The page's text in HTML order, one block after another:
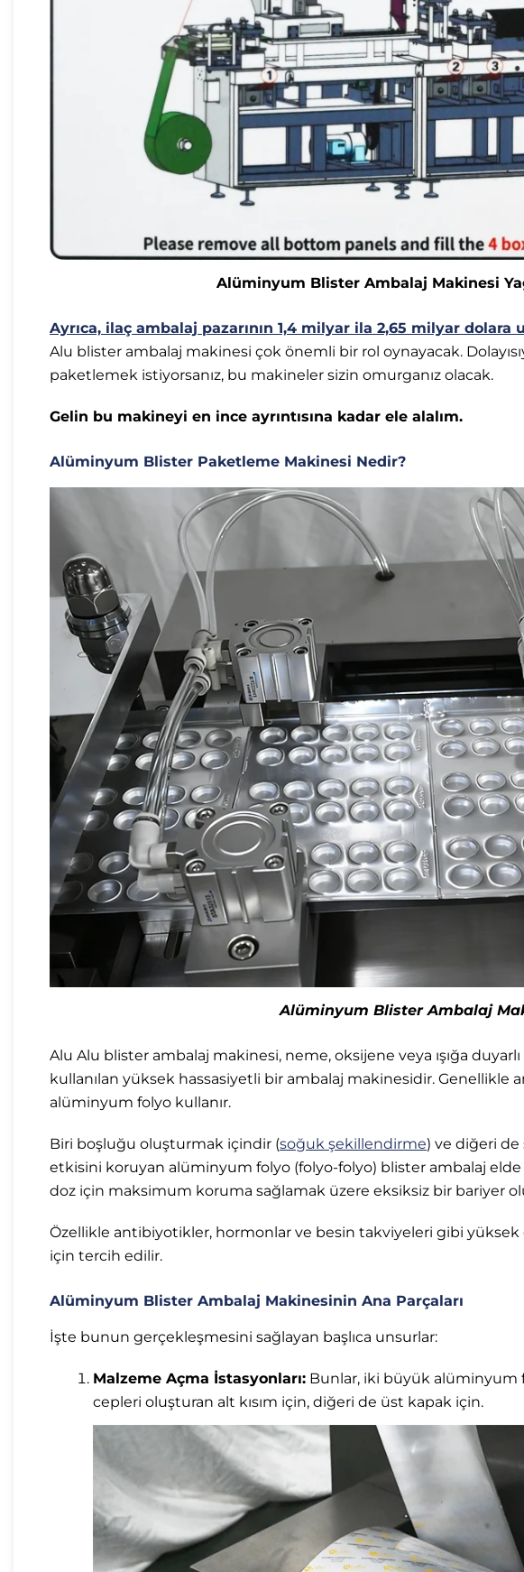
Alüminyum Blister Ambalaj Makinesi
Ayrıca, ilaç ambalaj pazarının 1,4 milyar ila 2,65 milyar dolara
Alu blister ambalaj makinesi çok önemli bir rol oynayacak.
paketlemek istiyorsanız, bu makineler sizin omurganız olacak.
Gelin bu makineyi en ince ayrıntısına kadar ele alalım.
Alüminyum Blister Paketleme Makinesi Nedir?
Alüminyum Blister Ambalaj
Alu Alu blister ambalaj makinesi, neme, oksijene veya ışığa
kullanılan yüksek hassasiyetli bir ambalaj makinesidir. Genellikle
alüminyum folyo kullanır.
Biri boşluğu oluşturmak içindir (soğuk şekillendirme) ve diğeri de
etkisini koruyan alüminyum folyo (folyo-folyo) blister ambalaj elde
doz için maksimum koruma sağlamak üzere eksiksiz bir bariyer
Özellikle antibiyotikler, hormonlar ve besin takviyeleri gibi yüksek
için tercih edilir.
Alüminyum Blister Ambalaj Makinesinin Ana Parçaları
İşte bunun gerçekleşmesini sağlayan başlıca unsurlar:
Malzeme Açma İstasyonları: Bunlar, iki büyük alüminyum
cepleri oluşturan alt kısım için, diğeri de üst kapak için.